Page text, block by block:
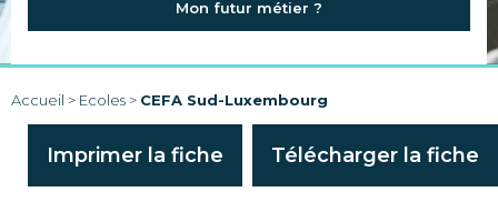
LIENS
Mon futur métier ?
Accueil > Ecoles > CEFA Sud-Luxembourg
Imprimer la fiche Télécharger la fiche